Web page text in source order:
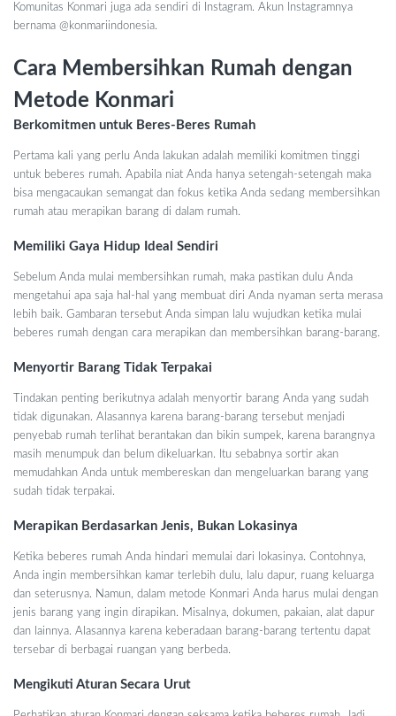
Komunitas Konmari juga ada sendiri di Instagram. Akun Instagramnya
bernama @konmariindonesia.
Cara Membersihkan Rumah dengan
Metode Konmari
Berkomitmen untuk Beres-Beres Rumah
Pertama kali yang perlu Anda lakukan adalah memiliki komitmen tinggi
untuk beberes rumah. Apabila niat Anda hanya setengah-setengah maka
bisa mengacaukan semangat dan fokus ketika Anda sedang membersihkan
rumah atau merapikan barang di dalam rumah.
Memiliki Gaya Hidup Ideal Sendiri
Sebelum Anda mulai membersihkan rumah, maka pastikan dulu Anda
mengetahui apa saja hal-hal yang membuat diri Anda nyaman serta merasa
lebih baik. Gambaran tersebut Anda simpan lalu wujudkan ketika mulai
beberes rumah dengan cara merapikan dan membersihkan barang-barang.
Menyortir Barang Tidak Terpakai
Tindakan penting berikutnya adalah menyortir barang Anda yang sudah
tidak digunakan. Alasannya karena barang-barang tersebut menjadi
penyebab rumah terlihat berantakan dan bikin sumpek, karena barangnya
masih menumpuk dan belum dikeluarkan. Itu sebabnya sortir akan
memudahkan Anda untuk membereskan dan mengeluarkan barang yang
sudah tidak terpakai.
Merapikan Berdasarkan Jenis, Bukan Lokasinya
Ketika beberes rumah Anda hindari memulai dari lokasinya. Contohnya,
Anda ingin membersihkan kamar terlebih dulu, lalu dapur, ruang keluarga
dan seterusnya. Namun, dalam metode Konmari Anda harus mulai dengan
jenis barang yang ingin dirapikan. Misalnya, dokumen, pakaian, alat dapur
dan lainnya. Alasannya karena keberadaan barang-barang tertentu dapat
tersebar di berbagai ruangan yang berbeda.
Mengikuti Aturan Secara Urut